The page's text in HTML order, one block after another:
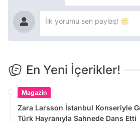
En Yeni İçerikler!
Magazin
Zara Larsson İstanbul Konseriyle
Türk Hayranıyla Sahnede Dans Etti